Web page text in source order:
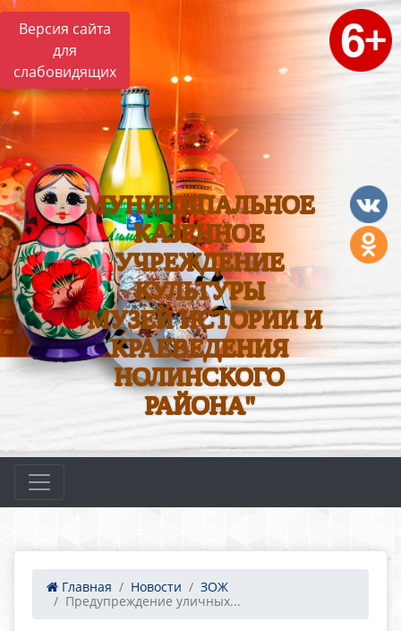
Версия сайта
для
слабовидящих
МУНИЦИПАЛЬНОЕ
КАЗЕННОЕ
УЧРЕЖДЕНИЕ
КУЛЬТУРЫ
"МУЗЕЙ ИСТОРИИ И
КРАЕВЕДЕНИЯ
НОЛИНСКОГО
РАЙОНА"
Главная Новости
ЗОЖ
Предупреждение уличных...